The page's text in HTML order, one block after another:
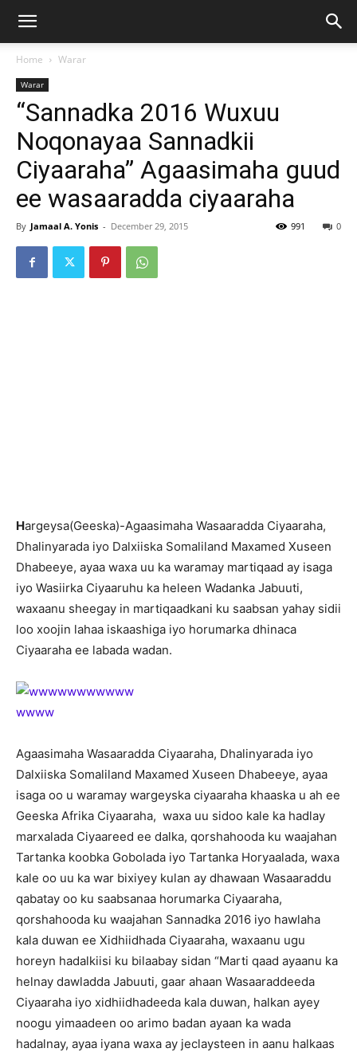
Home Warar
Warar
“Sannadka 2016 Wuxuu
Noqonayaa Sannadkii
Ciyaaraha” Agaasimaha guud
ee wasaaradda ciyaaraha
By Jamaal A. Yonis - December 29, 2015 0
991
Hargeysa(Geeska)-Agaasimaha Wasaaradda Ciyaaraha,
Dhalinyarada iyo Dalxiiska Somaliland Maxamed Xuseen
Dhabeeye, ayaa waxa uu ka waramay martiqaad ay isaga
iyo Wasiirka Ciyaaruhu ka heleen Wadanka Jabuuti,
waxaanu sheegay in martiqaadkani ku saabsan yahay sidii
loo xoojin lahaa iskaashiga iyo horumarka dhinaca
Ciyaaraha ee labada wadan.
Agaasimaha Wasaaradda Ciyaaraha, Dhalinyarada iyo
Dalxiiska Somaliland Maxamed Xuseen Dhabeeye, ayaa
isaga oo u waramay wargeyska ciyaaraha khaaska u ah ee
Geeska Afrika Ciyaaraha, waxa uu sidoo kale ka hadlay
marxalada Ciyaareed ee dalka, qorshahooda ku waajahan
Tartanka koobka Gobolada iyo Tartanka Horyaalada, waxa
kale oo uu ka war bixiyey kulan ay dhawaan Wasaaraddu
qabatay oo ku saabsanaa horumarka Ciyaaraha,
qorshahooda ku waajahan Sannadka 2016 iyo hawlaha
kala duwan ee Xidhiidhada Ciyaaraha, waxaanu ugu
horeyn hadalkiisi ku bilaabay sidan “Marti qaad ayaanu ka
helnay dawladda Jabuuti, gaar ahaan Wasaaraddeeda
Ciyaaraha iyo xidhiidhadeeda kala duwan, halkan ayey
noogu yimaadeen oo arimo badan ayaan ka wada
hadalnay, ayaa iyana waxa ay jeclaysteen in aanu halkaas